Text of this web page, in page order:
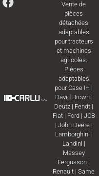
Vente de
pièces
détachées
adaptables
pour tracteurs
et machines
agricoles.
Pièces
adaptables
pourCase IH |
David Brown|
Deutz | Fendt |
Fiat| Ford | JCB
| John Deere|
Lamborghini |
Landini |
Massey
Fergusson |
Renault |Same